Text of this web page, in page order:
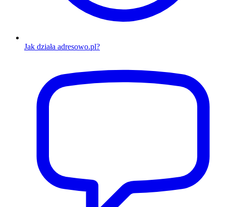
Jak działa adresowo.pl?